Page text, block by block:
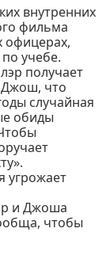
внутренних
фильма
учебе.
получает
Джош, что
случайная
обиды
угрожает
и Джоша
чтобы